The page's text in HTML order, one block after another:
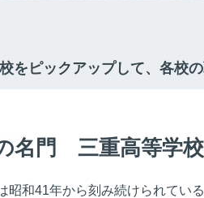
をピックアップして、各校
名門 三重高等学校
昭和41年から刻み続けられてい